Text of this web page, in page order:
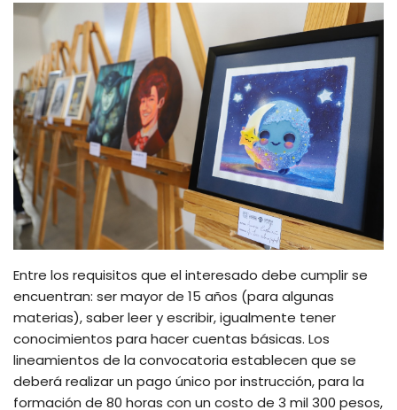
Entre los requisitos que el interesado debe cumplir se
encuentran: ser mayor de 15 años (para algunas
materias), saber leer y escribir, igualmente tener
conocimientos para hacer cuentas básicas. Los
lineamientos de la convocatoria establecen que se
deberá realizar un pago único por instrucción, para la
formación de 80 horas con un costo de 3 mil 300 pesos,